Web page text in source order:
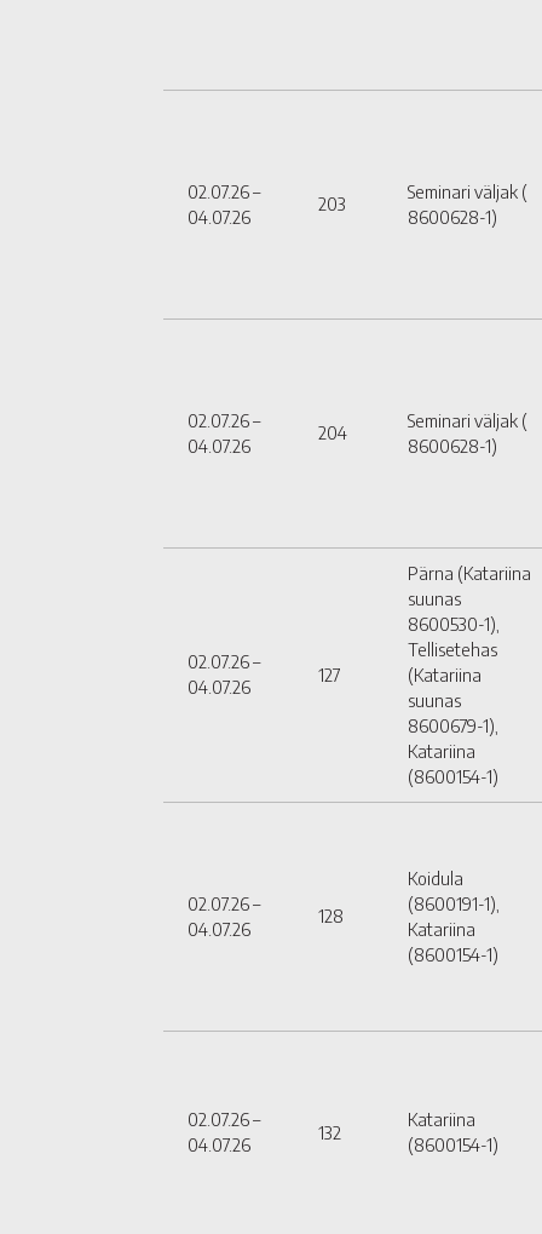
02.07.26 –
04.07.26
203
Seminari väljak (
8600628-1)
02.07.26 –
04.07.26
204
Seminari väljak (
8600628-1)
02.07.26 –
04.07.26
127
Pärna (Katariina
suunas
8600530-1),
Tellisetehas
(Katariina
suunas
8600679-1),
Katariina
(8600154-1)
02.07.26 –
04.07.26
128
Koidula
(8600191-1),
Katariina
(8600154-1)
02.07.26 –
04.07.26
132
Katariina
(8600154-1)